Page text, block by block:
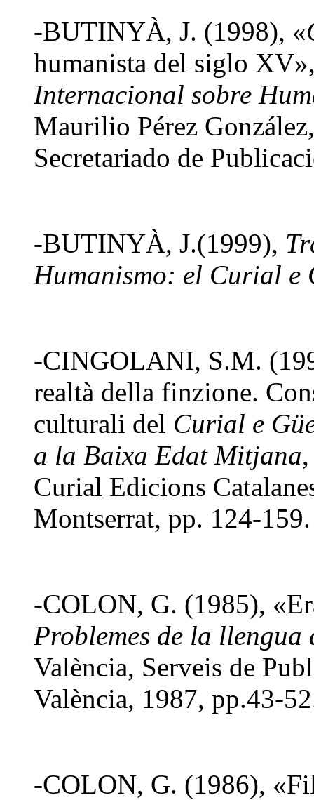
-BUTINYÀ, J. (1998), «
humanista del siglo
Internacional sobre
Maurilio Pérez
Secretariado de
-BUTINYÀ, J.(1999),
Humanismo: el Curial e
-CINGOLANI, S.M.
realtà della finzione.
culturali del Curial e
a la Baixa Edat Mitjana
Curial Edicions
Montserrat, pp. 124-159.
-COLON, G. (1985),
Problemes de la llengua
València, Serveis de
València, 1987, pp.43-
-COLON, G. (1986),